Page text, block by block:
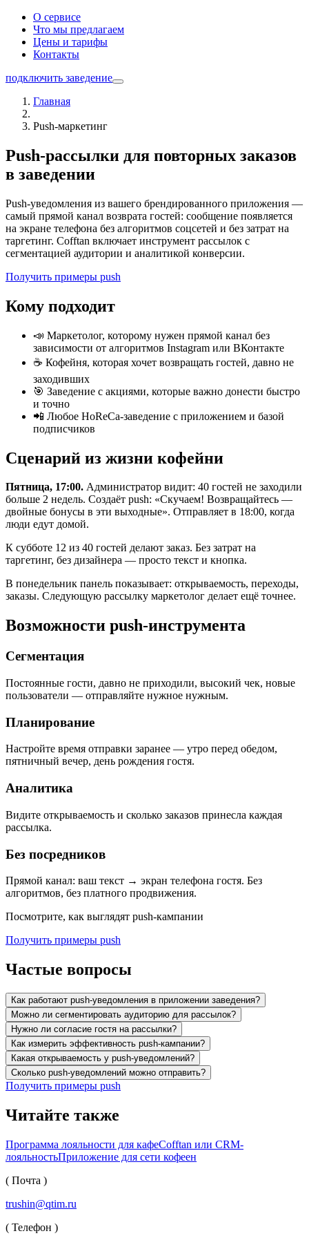
О сервисе
Что мы предлагаем
Цены и тарифы
Контакты
подключить заведение
Главная
Push-маркетинг
Push-рассылки для повторных заказов
в заведении
Push-уведомления из вашего брендированного приложения —
самый прямой канал возврата гостей: сообщение появляется
на экране телефона без алгоритмов соцсетей и без затрат на
таргетинг. Cofftan включает инструмент рассылок с
сегментацией аудитории и аналитикой конверсии.
Получить примеры push
Кому подходит
📣 Маркетолог, которому нужен прямой канал без
зависимости от алгоритмов Instagram или ВКонтакте
☕ Кофейня, которая хочет возвращать гостей, давно не
заходивших
🎯 Заведение с акциями, которые важно донести быстро
и точно
📲 Любое HoReCa-заведение с приложением и базой
подписчиков
Сценарий из жизни кофейни
Пятница, 17:00. Администратор видит: 40 гостей не заходили
больше 2 недель. Создаёт push: «Скучаем! Возвращайтесь —
двойные бонусы в эти выходные». Отправляет в 18:00, когда
люди едут домой.
К субботе 12 из 40 гостей делают заказ. Без затрат на
таргетинг, без дизайнера — просто текст и кнопка.
В понедельник панель показывает: открываемость, переходы,
заказы. Следующую рассылку маркетолог делает ещё точнее.
Возможности push-инструмента
Сегментация
Постоянные гости, давно не приходили, высокий чек, новые
пользователи — отправляйте нужное нужным.
Планирование
Настройте время отправки заранее — утро перед обедом,
пятничный вечер, день рождения гостя.
Аналитика
Видите открываемость и сколько заказов принесла каждая
рассылка.
Без посредников
Прямой канал: ваш текст → экран телефона гостя. Без
алгоритмов, без платного продвижения.
Посмотрите, как выглядят push-кампании
Получить примеры push
Частые вопросы
Как работают push-уведомления в приложении заведения?
Можно ли сегментировать аудиторию для рассылок?
Нужно ли согласие гостя на рассылки?
Как измерить эффективность push-кампании?
Какая открываемость у push-уведомлений?
Сколько push-уведомлений можно отправить?
Получить примеры push
Читайте также
Программа лояльности для кафеCofftan или CRM-
лояльностьПриложение для сети кофеен
( Почта )
trushin@qtim.ru
( Телефон )